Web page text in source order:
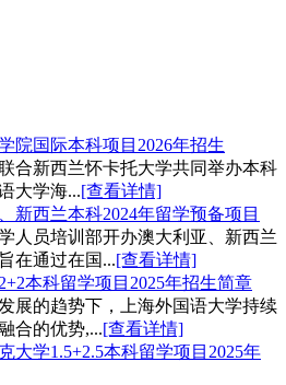
院国际本科项目2026年招生
合新西兰怀卡托大学共同举办本科
大学海...[查看详情]
新西兰本科2024年留学预备项目
人员培训部开办澳大利亚、新西兰
在通过在国...[查看详情]
本科留学项目2025年招生简章
展的趋势下，上海外国语大学持续
合的优势,...[查看详情]
大学1.5+2.5本科留学项目2025年